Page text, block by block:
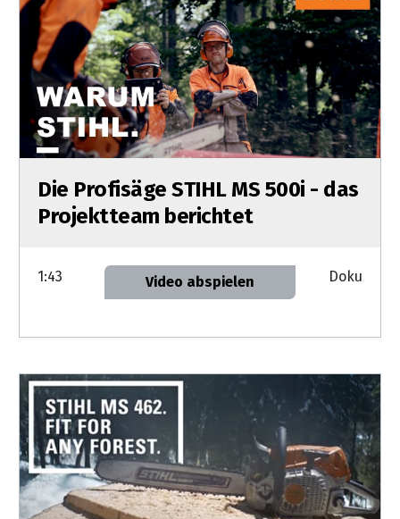
Die Profisäge STIHL MS 500i - das
Projektteam berichtet
1:43 Video abspielen Doku